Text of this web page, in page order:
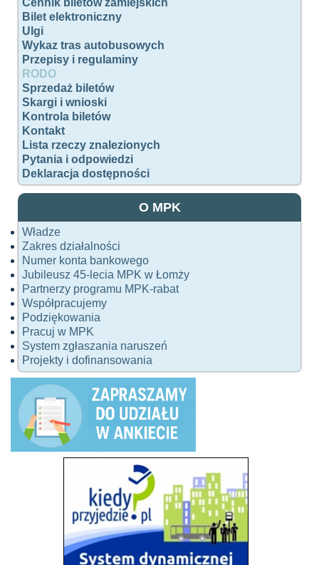
Cennik biletów zamiejskich
Bilet elektroniczny
Ulgi
Wykaz tras autobusowych
Przepisy i regulaminy
RODO
Sprzedaż biletów
Skargi i wnioski
Kontrola biletów
Kontakt
Lista rzeczy znalezionych
Pytania i odpowiedzi
Deklaracja dostępności
O MPK
Władze
Zakres działalności
Numer konta bankowego
Jubileusz 45-lecia MPK w Łomży
Partnerzy programu MPK-rabat
Współpracujemy
Podziękowania
Pracuj w MPK
System zgłaszania naruszeń
Projekty i dofinansowania